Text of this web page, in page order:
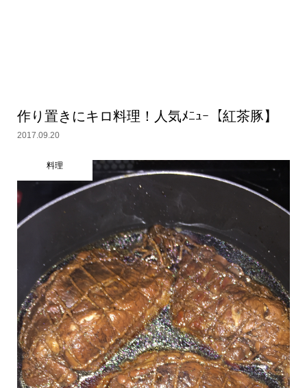
作り置きにキロ料理！人気ﾒﾆｭｰ【紅茶豚】
2017.09.20
料理